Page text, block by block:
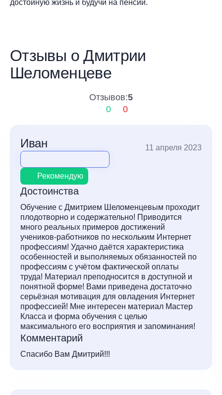
достойную жизнь и будучи на пенсии.
Отзывы о Дмитрии
Шеломенцеве
Отзывов:5
0
0
Иван 11 апреля 2023
Рекомендую
Достоинства
Обучение с Дмитрием Шеломенцевым проходит
плодотворно и содержательно! Приводится
много реальных примеров достижений
учеников-работников по нескольким Интернет
профессиям! Удачно даётся характеристика
особенностей и выполняемых обязанностей по
профессиям с учётом фактической оплаты
труда! Материал преподносится в доступной и
понятной форме! Вами приведена достаточно
серьёзная мотивация для овладения Интернет
профессией! Мне интересен материал Мастер
Класса и форма обучения с целью
максимального его восприятия и запоминания!
Комментарий
Спасибо Вам Дмитрий!!!